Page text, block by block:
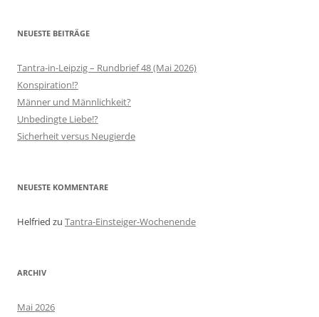
NEUESTE BEITRÄGE
Tantra-in-Leipzig – Rundbrief 48 (Mai 2026)
Konspiration!?
Männer und Männlichkeit?
Unbedingte Liebe!?
Sicherheit versus Neugierde
NEUESTE KOMMENTARE
Helfried zu Tantra-Einsteiger-Wochenende
ARCHIV
Mai 2026